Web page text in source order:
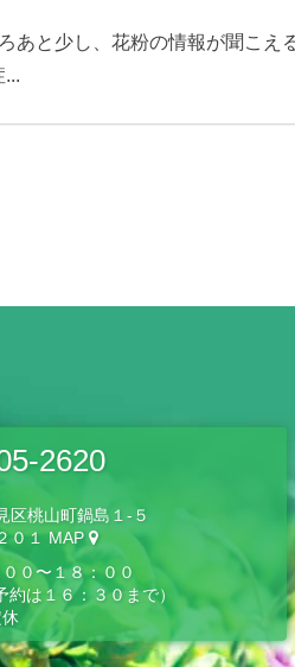
あと少し、花粉の情報が聞こえ
...
2620
区桃山町鍋島１‐５
０１MAP
００〜１８：００
約は１６：３０まで）